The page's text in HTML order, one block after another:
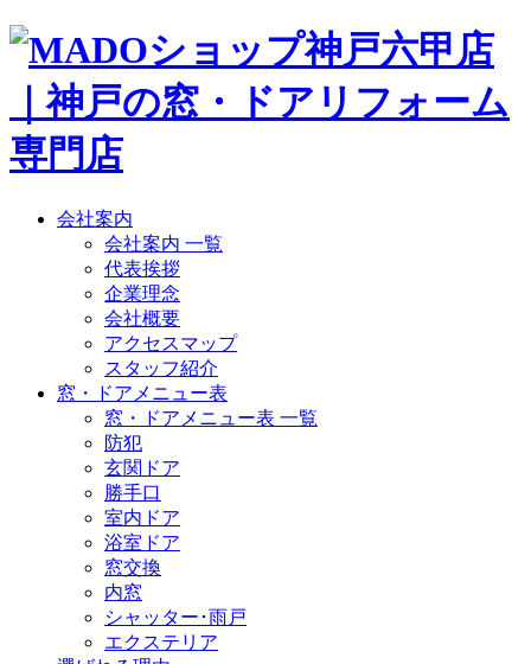
会社案内
会社案内 一覧
代表挨拶
企業理念
会社概要
アクセスマップ
スタッフ紹介
窓・ドアメニュー表
窓・ドアメニュー表 一覧
防犯
玄関ドア
勝手口
室内ドア
浴室ドア
窓交換
内窓
シャッター･雨戸
エクステリア